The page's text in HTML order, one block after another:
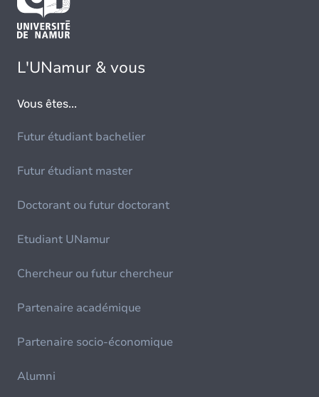
L'UNamur & vous
Vous êtes...
Futur étudiant bachelier
Futur étudiant master
Doctorant ou futur doctorant
Etudiant UNamur
Chercheur ou futur chercheur
Partenaire académique
Partenaire socio-économique
Alumni